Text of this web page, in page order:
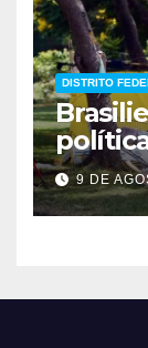
DISTRITO
rua
9 DE